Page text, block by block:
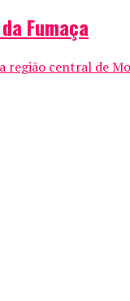
Fumaça
central de